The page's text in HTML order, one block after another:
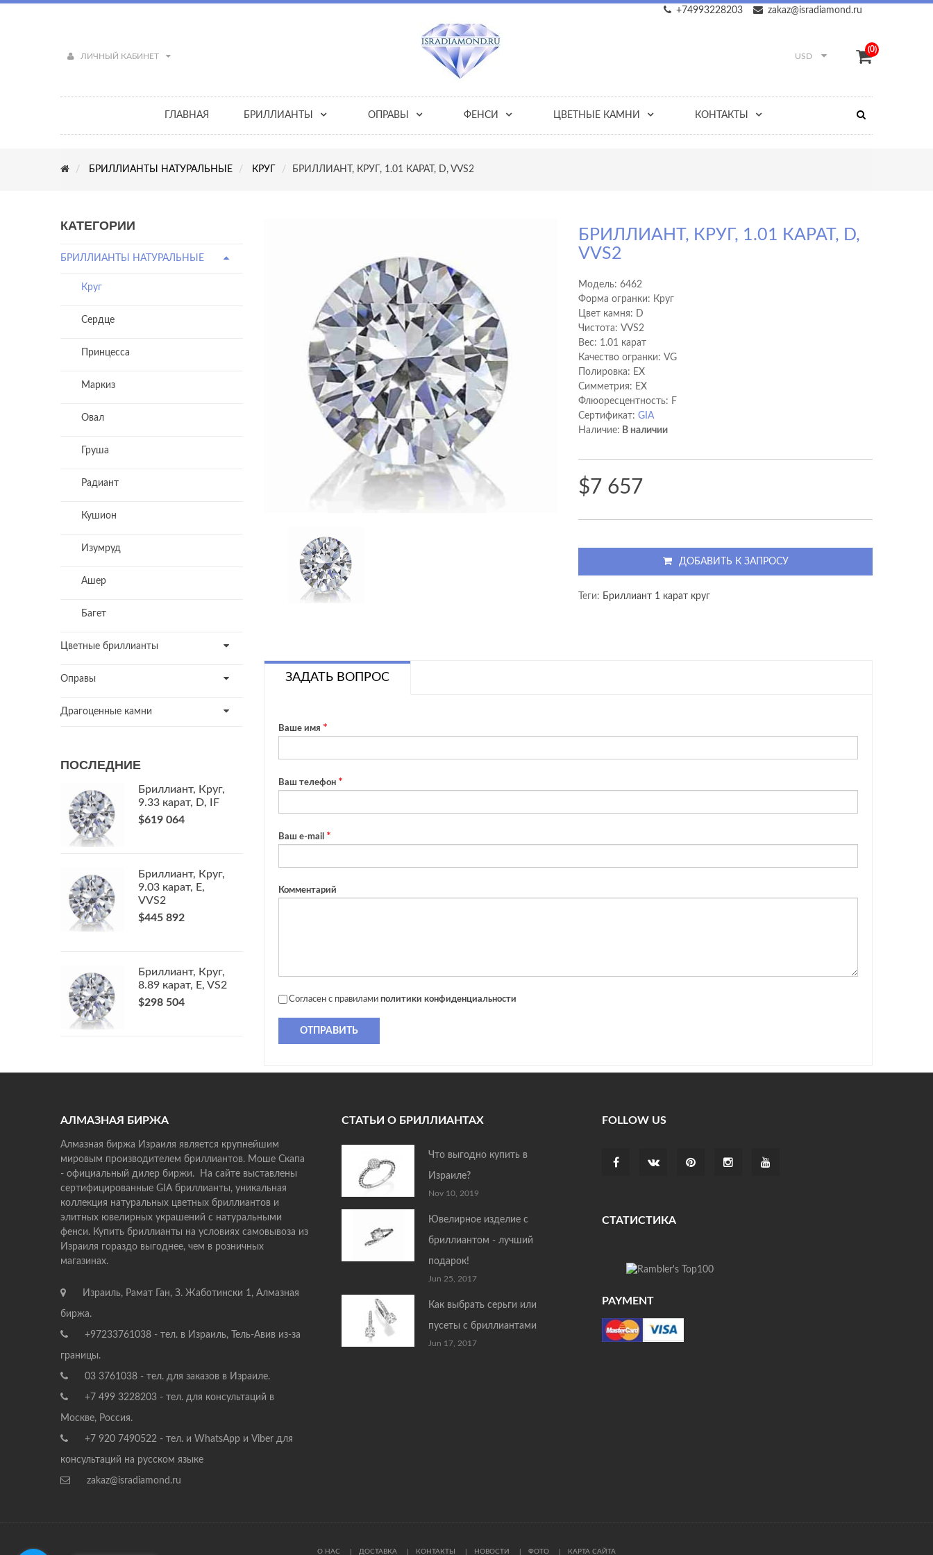
zakaz@isradiamond.ru
+74993228203
ЛИЧНЫЙ КАБИНЕТ USD
(0)
ГЛАВНАЯ БРИЛЛИАНТЫ ОПРАВЫ ФЕНСИ ЦВЕТНЫЕ КАМНИ КОНТАКТЫ
БРИЛЛИАНТЫ НАТУРАЛЬНЫЕ КРУГ БРИЛЛИАНТ, КРУГ, 1.01 КАРАТ, D, VVS2
КАТЕГОРИИ
БРИЛЛИАНТЫ НАТУРАЛЬНЫЕ
Круг
Сердце
Принцесса
Маркиз
Овал
Груша
Радиант
Кушион
Изумруд
Ашер
Багет
Цветные бриллианты
Оправы
Драгоценные камни
ПОСЛЕДНИЕ
Бриллиант, Круг,
9.33 карат, D, IF
$619 064
Бриллиант, Круг,
9.03 карат, E,
VVS2
$445 892
Бриллиант, Круг,
8.89 карат, E, VS2
$298 504
БРИЛЛИАНТ, КРУГ, 1.01 КАРАТ, D,
VVS2
Модель:6462
Форма огранки: Круг
Цвет камня: D
Чистота: VVS2
Вес: 1.01 карат
Качество огранки: VG
Полировка: EX
Cимметрия: EX
Флюоресцентность: F
Сертификат:GIA
Наличие: В наличии
$7 657
ДОБАВИТЬ К ЗАПРОСУ
Теги: Бриллиант 1 карат круг
ЗАДАТЬ ВОПРОС
Ваше имя
Ваш телефон
Ваш e-mail
Комментарий
Согласен с правилами политики конфиденциальности
ОТПРАВИТЬ
АЛМАЗНАЯ БИРЖА
Алмазная биржа Израиля является крупнейшим
мировым производителем бриллиантов. Моше Скапа
- официальный дилер биржи. На сайте выставлены
сертифицированные GIA бриллианты, уникальная
коллекция натуральных цветных бриллиантов и
элитных ювелирных украшений с натуральными
фенси. Купить бриллианты на условиях самовывоза из
Израиля гораздо выгоднее, чем в розничных
магазинах.
Израиль, Рамат Ган, З. Жаботински 1, Алмазная
биржа.
+97233761038 - тел. в Израиль, Тель-Авив из-за
границы.
03 3761038 - тел. для заказов в Израиле.
+7 499 3228203 - тел. для консультаций в
Москве, Россия.
+7 920 7490522 - тел. и WhatsApp и Viber для
консультаций на русском языке
zakaz@isradiamond.ru
СТАТЬИ О БРИЛЛИАНТАХ
Что выгодно купить в
Израиле?
Nov 10, 2019
Ювелирное изделие с
бриллиантом - лучший
подарок!
Jun 25, 2017
Как выбрать серьги или
пусеты с бриллиантами
Jun 17, 2017
FOLLOW US
СТАТИСТИКА
PAYMENT
О НАС ДОСТАВКА КОНТАКТЫ НОВОСТИ ФОТО КАРТА САЙТА